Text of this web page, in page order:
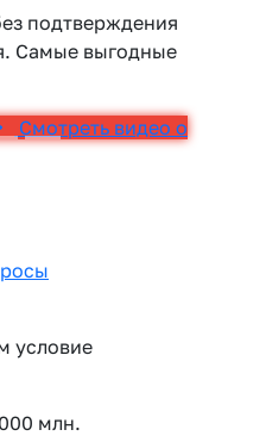
подтверждения
Самые выгодные
Смотреть видео о
условие
млн.